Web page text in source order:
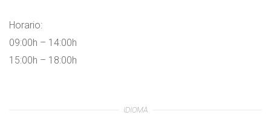
Horario:
09:00h – 14:00h
15:00h – 18:00h
IDIOMA